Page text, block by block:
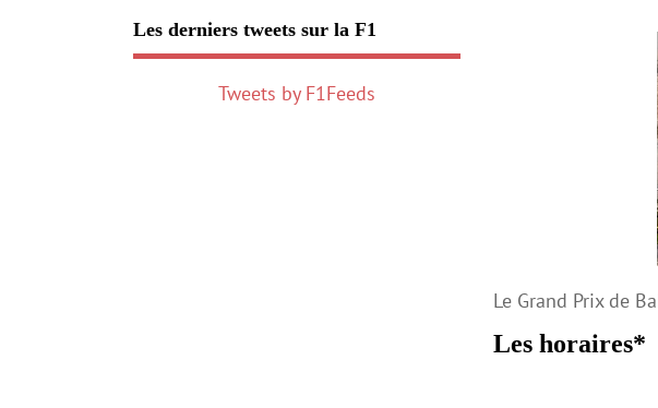
Le Grand Prix de
Les horaires*
Les derniers tweets sur la F1
Tweets by F1Feeds